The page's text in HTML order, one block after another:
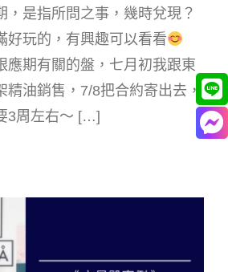
，是指所問之事，幾時兌現？
好玩的，有興趣可以看看
應期有關的盤，七月初我跟東
精油銷售，7/8把合約寄出去，
3周左右～ […]